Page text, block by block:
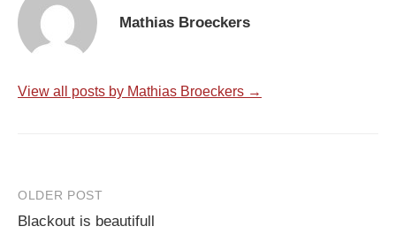
Mathias Broeckers
View all posts by Mathias Broeckers →
Post
navigation
OLDER POST
Blackout is beautifull